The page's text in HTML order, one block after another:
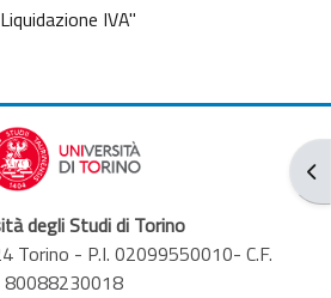
IVA"
degli Studi di Torino
Torino - P.I. 02099550010- C.F.
80088230018